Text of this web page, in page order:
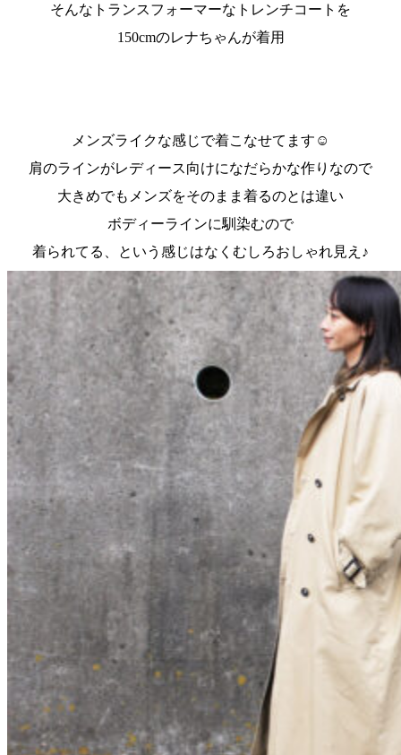
そんなトランスフォーマーなトレンチコートを
150cmのレナちゃんが着用
メンズライクな感じで着こなせてます☺
肩のラインがレディース向けになだらかな作りなので
大きめでもメンズをそのまま着るのとは違い
ボディーラインに馴染むので
着られてる、という感じはなくむしろおしゃれ見え♪